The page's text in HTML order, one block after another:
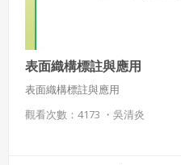
表面織構標註與應用
表面織構標註與應用
觀看次數：4173 ・ 吳清炎